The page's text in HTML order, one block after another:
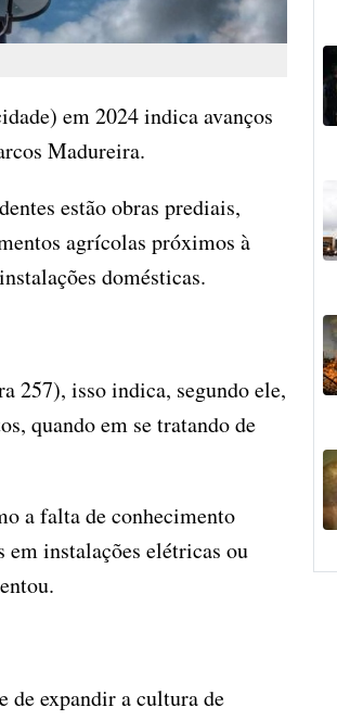
em 2024 indica avanços
Madureira.
estão obras prediais,
agrícolas próximos à
domésticas.
257), isso indica, segundo ele,
quando em se tratando de
a falta de conhecimento
em instalações elétricas ou
de expandir a cultura de